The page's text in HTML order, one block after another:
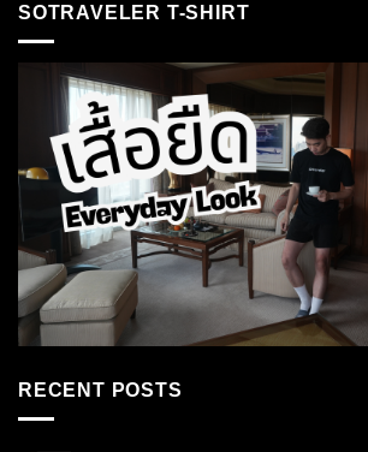
SOTRAVELER T-SHIRT
RECENT POSTS